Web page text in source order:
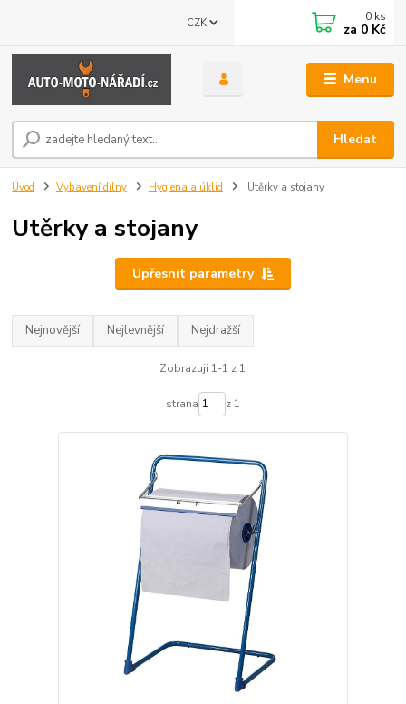
Menu
CZK
Hledat
0 ks
za 0 Kč
Úvod Vybavení dílny Hygiena a úklid Utěrky a stojany
Utěrky a stojany
Upřesnit parametry
Nejnovější Nejlevnější Nejdražší
Zobrazuji 1-1 z 1
strana z 1